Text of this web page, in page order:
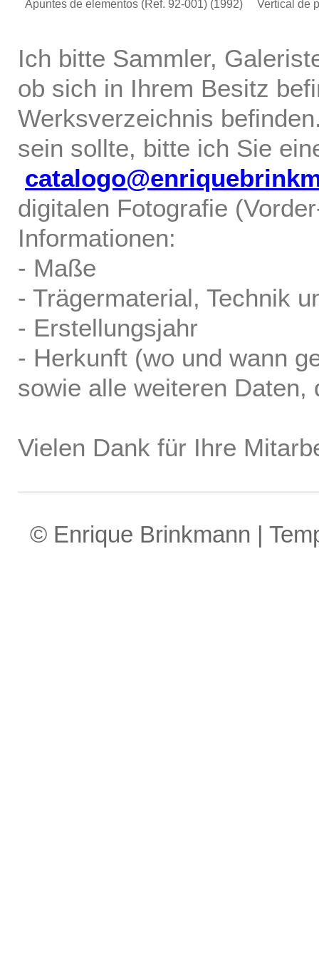
Apuntes de elementos (Ref. 92-001) (1992) Vertical de
Ich bitte Sammler,
ob sich in Ihrem Besitz
Werksverzeichnis
sein sollte, bitte ich Sie
digitalen Fotografie
Informationen:
- Maße
- Trägermaterial, Technik
- Erstellungsjahr
- Herkunft (wo und wann
sowie alle weiteren
Vielen Dank für Ihre
© Enrique Brinkmann |